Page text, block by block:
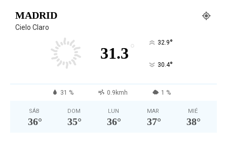
MADRID
Cielo Claro
31.3 ° 32.9°
30.4°
31 % 0.9kmh 1 %
SÁB
36°
DOM
35°
LUN
36°
MAR
37°
MIÉ
38°